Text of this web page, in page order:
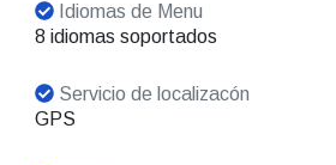
Idiomas de Menu
8 idiomas soportados
Servicio de localizacón
GPS